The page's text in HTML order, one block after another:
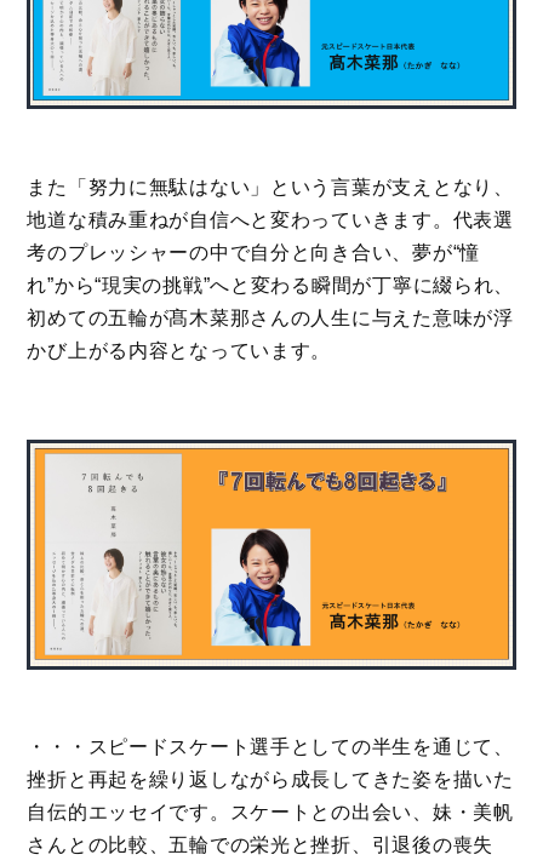
また「努力に無駄はない」という言葉が支えとなり、
地道な積み重ねが自信へと変わっていきます。代表選
考のプレッシャーの中で自分と向き合い、夢が“憧
れ”から“現実の挑戦”へと変わる瞬間が丁寧に綴られ、
初めての五輪が髙木菜那さんの人生に与えた意味が浮
かび上がる内容となっています。
・・・スピードスケート選手としての半生を通じて、
挫折と再起を繰り返しながら成長してきた姿を描いた
自伝的エッセイです。スケートとの出会い、妹・美帆
さんとの比較、五輪での栄光と挫折、引退後の喪失